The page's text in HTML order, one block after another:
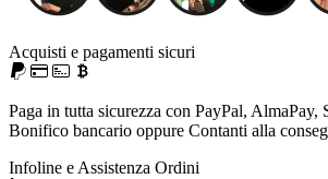
Acquisti e pagamenti sicuri
Paga in tutta sicurezza con PayPal, AlmaPay,
Bonifico bancario oppure Contanti alla
Infoline e Assistenza Ordini